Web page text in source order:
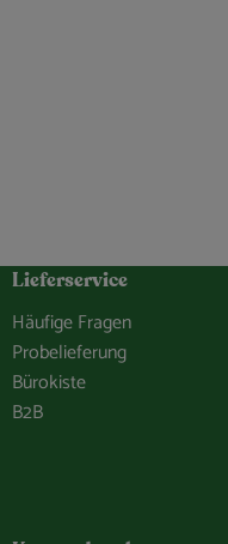
Lieferservice
Häufige Fragen
Probelieferung
Bürokiste
B2B